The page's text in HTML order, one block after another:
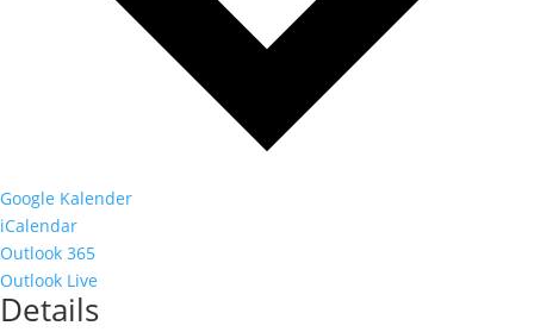
Google Kalender
iCalendar
Outlook 365
Outlook Live
Details